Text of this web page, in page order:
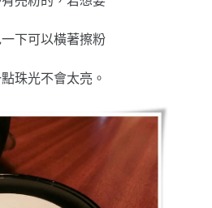
下可以橫著擦粉
珠光不會太亮。